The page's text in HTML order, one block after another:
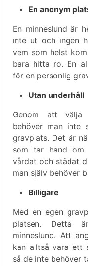
En anonym
En minneslund är
inte ut och ingen
vem som helst
bara hitta ro. En
för en personlig
Utan underhåll
Genom att välja
behöver man inte
gravplats. Det är
som tar hand om
vårdat och städat
man själv behöver
Billigare
Med en egen
platsen. Detta
minneslund. Att
kan alltså vara ett
så de inte behöver